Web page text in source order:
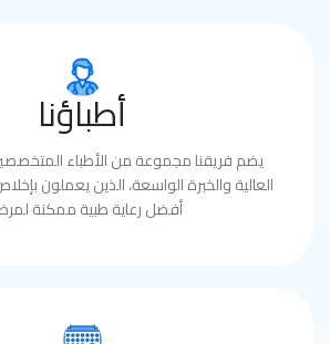
أطباؤنا
يضم فريقنا مجموعة من الأطباء
العالية والخبرة الواسعة، الذين يعملون
أفضل رعاية طبية ممكنة